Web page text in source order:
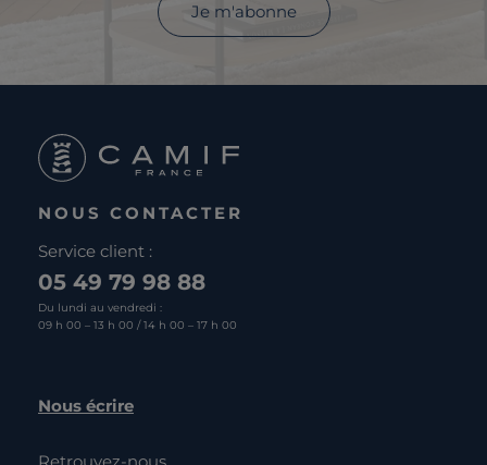
Je m'abonne
NOUS CONTACTER
Service client :
05 49 79 98 88
Du lundi au vendredi :
09 h 00 – 13 h 00 / 14 h 00 – 17 h 00
Nous écrire